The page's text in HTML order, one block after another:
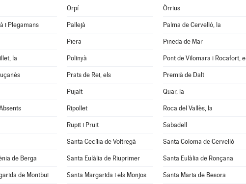
Orpí Òrrius
i Plegamans Pallejà Palma de Cervelló, la
Piera Pineda de Mar
la Polinyà Pont de Vilomara i Rocafort, el
Prats de Rei, els Premià de Dalt
Pujalt Quar, la
Ripollet Roca del Vallès, la
Rupit i Pruit Sabadell
Santa Cecília de Voltregà Santa Coloma de Cervelló
de Berga Santa Eulàlia de Riuprimer Santa Eulàlia de Ronçana
de Montbui Santa Margarida i els Monjos Santa Maria de Besora